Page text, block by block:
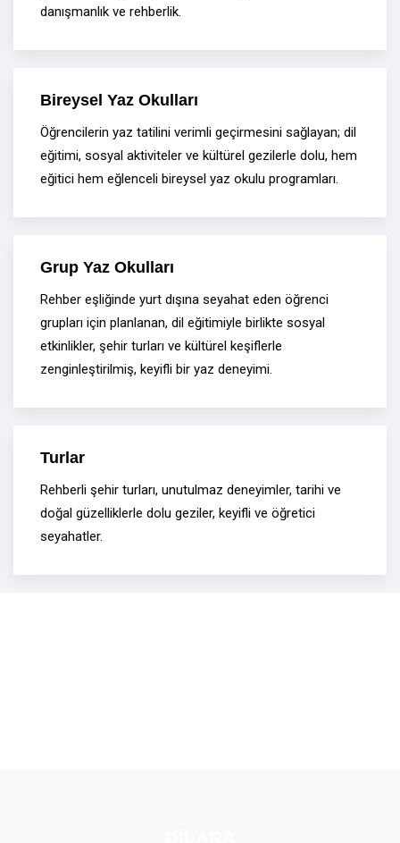
danışmanlık ve rehberlik.
Bireysel Yaz Okulları
Öğrencilerin yaz tatilini verimli geçirmesini sağlayan; dil
eğitimi, sosyal aktiviteler ve kültürel gezilerle dolu, hem
eğitici hem eğlenceli bireysel yaz okulu programları.
Grup Yaz Okulları
Rehber eşliğinde yurt dışına seyahat eden öğrenci
grupları için planlanan, dil eğitimiyle birlikte sosyal
etkinlikler, şehir turları ve kültürel keşiflerle
zenginleştirilmiş, keyifli bir yaz deneyimi.
Turlar
Rehberli şehir turları, unutulmaz deneyimler, tarihi ve
doğal güzelliklerle dolu geziler, keyifli ve öğretici
seyahatler.